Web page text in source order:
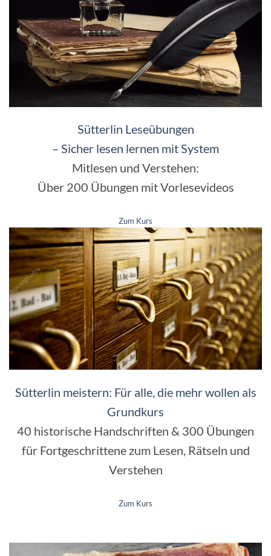
Sütterlin Leseübungen
– Sicher lesen lernen mit System
Mitlesen und Verstehen:
Über 200 Übungen mit Vorlesevideos
Zum Kurs
Sütterlin meistern: Für alle, die mehr wollen als
Grundkurs
40 historische Handschriften & 300 Übungen
für Fortgeschrittene zum Lesen, Rätseln und
Verstehen
Zum Kurs